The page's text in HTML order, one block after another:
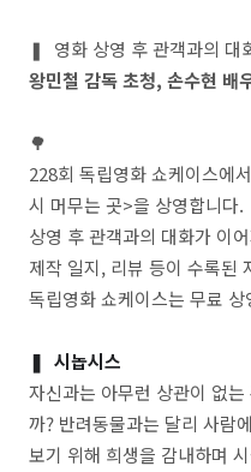
❚ 영화 상영 후 관객과의 대
왕민철 감독 초청, 손수현 배
🌳
228회 독립영화 쇼케이스에
시 머무는 곳>을 상영합니다.
상영 후 관객과의 대화가 이
제작 일지, 리뷰 등이 수록된
독립영화 쇼케이스는 무료 상
❚ 시놉시스
자신과는 아무런 상관이 없
까? 반려동물과는 달리 사람
보기 위해 희생을 감내하며